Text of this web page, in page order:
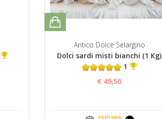
Antico Dolce Selargino
Dolci sardi misti bianchi (1 Kg)
1
€ 49,50